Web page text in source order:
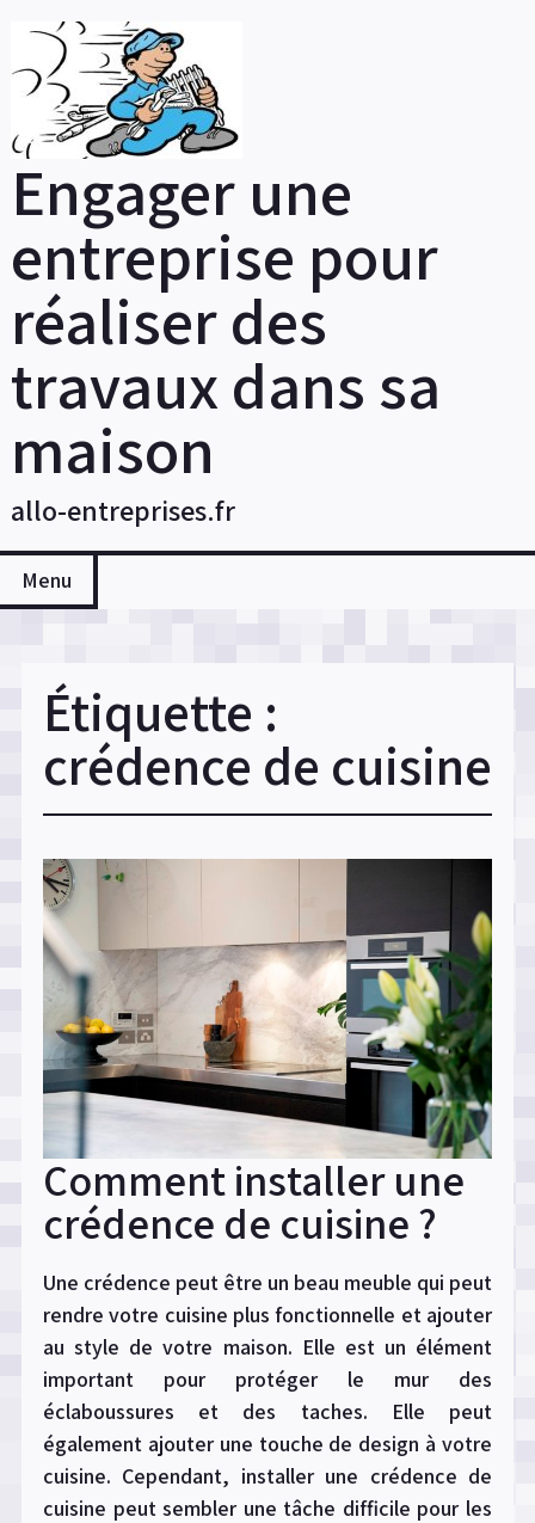
content
Engager une
entreprise pour
réaliser des
travaux dans sa
maison
allo-entreprises.fr
Menu
Étiquette :
crédence de cuisine
Comment installer une
crédence de cuisine ?
Une crédence peut être un beau meuble qui peut
rendre votre cuisine plus fonctionnelle et ajouter
au style de votre maison. Elle est un élément
important pour protéger le mur des
éclaboussures et des taches. Elle peut
également ajouter une touche de design à votre
cuisine. Cependant, installer une crédence de
cuisine peut sembler une tâche difficile pour les